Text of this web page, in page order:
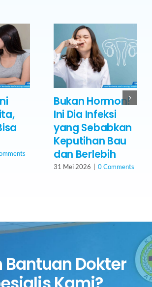
Bukan Hormon!
Ini Dia Infeksi
yang Sebabkan
Keputihan Bau
dan Berlebih
31 Mei 2026 0 Comments
Bantuan Dokter